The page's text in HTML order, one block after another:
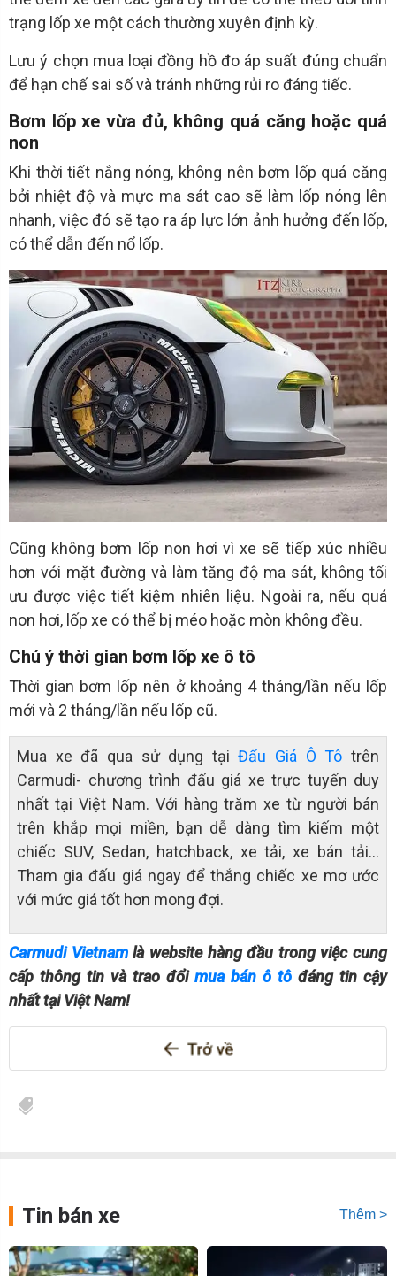
trạng lốp xe một cách thường xuyên định kỳ.
Lưu ý chọn mua loại đồng hồ đo áp suất đúng chuẩn
để hạn chế sai số và tránh những rủi ro đáng tiếc.
Bơm lốp xe vừa đủ, không quá căng hoặc quá
non
Khi thời tiết nắng nóng, không nên bơm lốp quá căng
bởi nhiệt độ và mực ma sát cao sẽ làm lốp nóng lên
nhanh, việc đó sẽ tạo ra áp lực lớn ảnh hưởng đến lốp,
có thể dẫn đến nổ lốp.
Cũng không bơm lốp non hơi vì xe sẽ tiếp xúc nhiều
hơn với mặt đường và làm tăng độ ma sát, không tối
ưu được việc tiết kiệm nhiên liệu. Ngoài ra, nếu quá
non hơi, lốp xe có thể bị méo hoặc mòn không đều.
Chú ý thời gian bơm lốp xe ô tô
Thời gian bơm lốp nên ở khoảng 4 tháng/lần nếu lốp
mới và 2 tháng/lần nếu lốp cũ.
Mua xe đã qua sử dụng tạiĐấu Giá Ô Tô trên
Carmudi- chương trình đấu giá xe trực tuyến duy
nhất tại Việt Nam. Với hàng trăm xe từ người bán
trên khắp mọi miền, bạn dễ dàng tìm kiếm một
chiếc SUV, Sedan, hatchback, xe tải, xe bán tải…
Tham gia đấu giá ngay để thắng chiếc xe mơ ước
với mức giá tốt hơn mong đợi.
Carmudi Vietnamlà website hàng đầu trong việc cung
cấp thông tin và trao đổi mua bán ô tô đáng tin cậy
nhất tại Việt Nam!
Tin bán xe Thêm >